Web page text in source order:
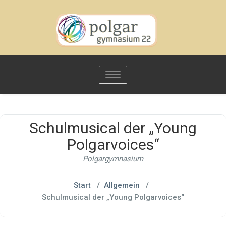
Toggle
navigation
Schulmusical der „Young
Polgarvoices“
Polgargymnasium
Start/ Allgemein /
Schulmusical der „Young Polgarvoices“